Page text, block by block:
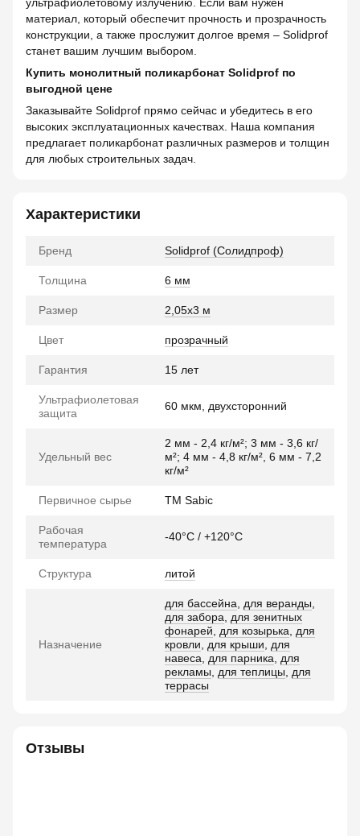
материал, который обеспечит прочность и прозрачность
конструкции, а также прослужит долгое время – Solidprof
станет вашим лучшим выбором.
Купить монолитный поликарбонат Solidprof по
выгодной цене
Заказывайте Solidprof прямо сейчас и убедитесь в его
высоких эксплуатационных качествах. Наша компания
предлагает поликарбонат различных размеров и толщин
для любых строительных задач.
Характеристики
Бренд Solidprof (Солидпроф)
Толщина 6 мм
Размер 2,05x3 м
Цвет прозрачный
Гарантия 15 лет
Ультрафиолетовая
защита
60 мкм, двухсторонний
Удельный вес
2 мм - 2,4 кг/м²; 3 мм - 3,6 кг/
м²; 4 мм - 4,8 кг/м², 6 мм - 7,2
кг/м²
Первичное сырье TM Sabic
Рабочая
температура
-40°C / +120°C
Структура литой
Назначение
для бассейна для веранды
для забора
для зенитных
фонарей
для козырька
для
кровли
для крыши
для
навеса
для парника
для
рекламы
для теплицы
для
террасы
Отзывы